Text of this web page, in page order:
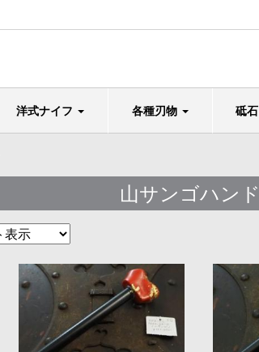
洋式ナイフ 各種刃物 砥
山サンゴハン